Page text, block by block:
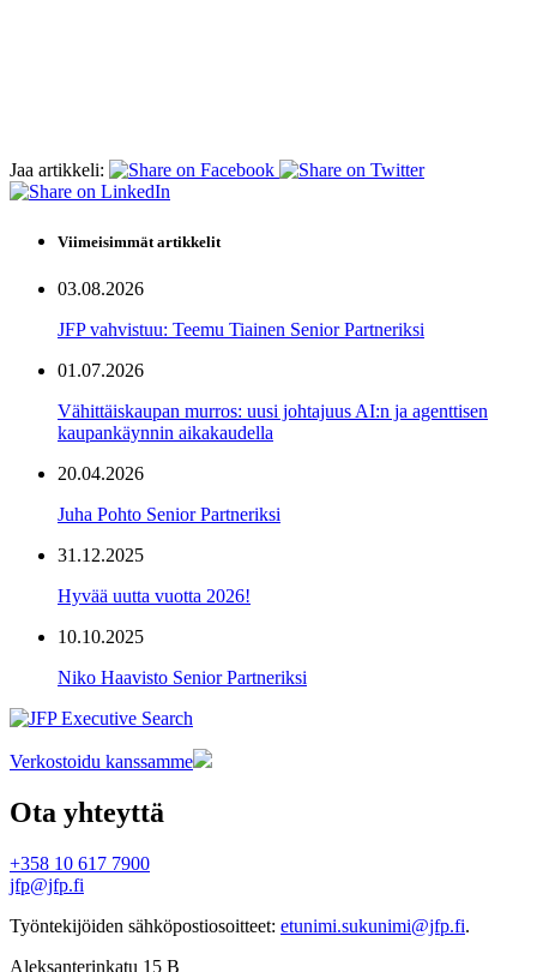
Jaa artikkeli:
Viimeisimmät artikkelit
03.08.2026
JFP vahvistuu: Teemu Tiainen Senior Partneriksi
01.07.2026
Vähittäiskaupan murros: uusi johtajuus AI:n ja agenttisen
kaupankäynnin aikakaudella
20.04.2026
Juha Pohto Senior Partneriksi
31.12.2025
Hyvää uutta vuotta 2026!
10.10.2025
Niko Haavisto Senior Partneriksi
Verkostoidu kanssamme
Ota yhteyttä
+358 10 617 7900
jfp@jfp.fi
Työntekijöiden sähköpostiosoitteet: etunimi.sukunimi@jfp.fi.
Aleksanterinkatu 15 B